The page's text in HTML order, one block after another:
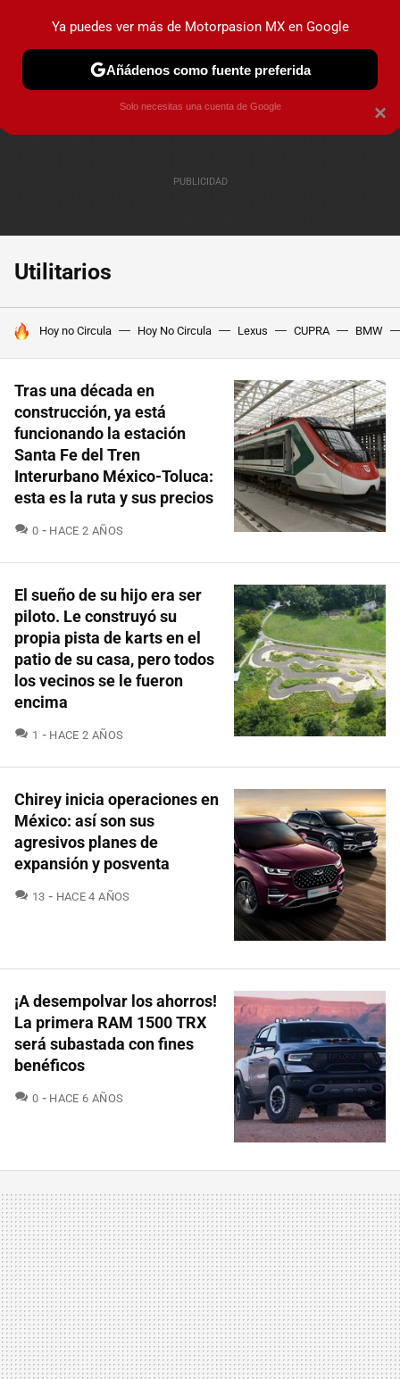
PRUEBAS INDUSTRIA HOY NO CIRCULA
Utilitarios
HOY SE HABLA DE
Hoy no Circula Hoy No Circula Lexus CUPRA BMW
Tras una década en
construcción, ya está
funcionando la estación
Santa Fe del Tren
Interurbano México-Toluca:
esta es la ruta y sus precios
0 COMENTARIOS
HACE 2 AÑOS
El sueño de su hijo era ser
piloto. Le construyó su
propia pista de karts en el
patio de su casa, pero todos
los vecinos se le fueron
encima
1 COMENTARIOS
HACE 2 AÑOS
Chirey inicia operaciones en
México: así son sus
agresivos planes de
expansión y posventa
13 COMENTARIOS
HACE 4 AÑOS
¡A desempolvar los ahorros!
La primera RAM 1500 TRX
será subastada con fines
benéficos
0 COMENTARIOS
HACE 6 AÑOS
×
Ya puedes ver más de Motorpasion MX en Google
Añádenos como fuente preferida
Solo necesitas una cuenta de Google